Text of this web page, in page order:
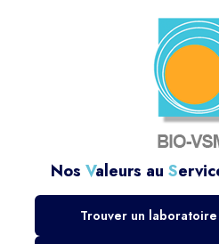
Nos Valeurs au S
Trouver un laboratoire